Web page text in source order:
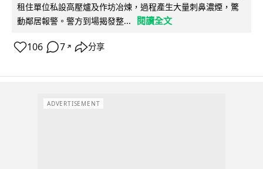
租住單位私設高壓爐及作坊冶煉，過程產生大量刺鼻濃煙，驚
動鄰居報警。警方到場揭發整...
閱讀全文
106 7 ↗ 分享
ADVERTISEMENT